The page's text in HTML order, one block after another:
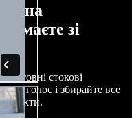
зі
стокові
голос і збирайте все